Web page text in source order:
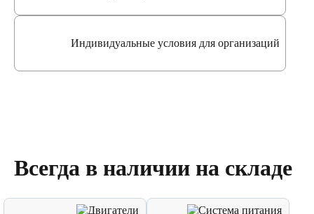
Индивидуальные условия для организаций
Всегда в наличии на складе